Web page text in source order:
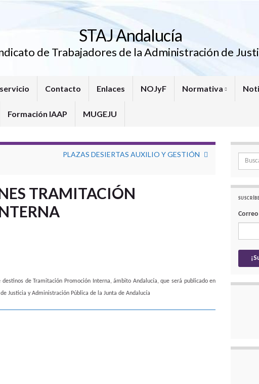
STAJ Andalucía
de Trabajadores de la Administración de
Contacto Enlaces NOJyF Normativa
Formación IAAP MUGEJU
PLAZAS DESIERTAS AUXILIO Y GESTIÓN
TRAMITACIÓN
destinos de Tramitación Promoción Interna, ámbito Andalucía, que será publicado en
Justicia y Administración Pública de la Junta de Andalucía
Search